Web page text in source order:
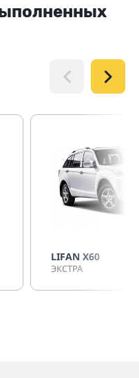
LIFAN X60
ЭКСТРА